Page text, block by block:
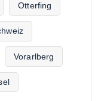
Otterfing
Vorarlberg